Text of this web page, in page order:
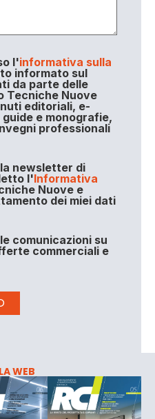
l'informativa sulla
informato sul
da parte delle
Tecniche Nuove
editoriali, e-
e monografie,
professionali
newsletter di
l'Informativa
Nuove e
dei miei dati
comunicazioni su
commerciali e
WEB